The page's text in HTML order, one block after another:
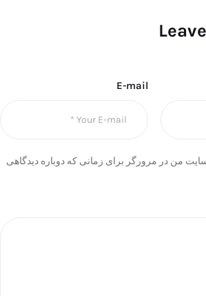
E-mail
من در مرورگر برای زمانی که دوباره دیدگاهی